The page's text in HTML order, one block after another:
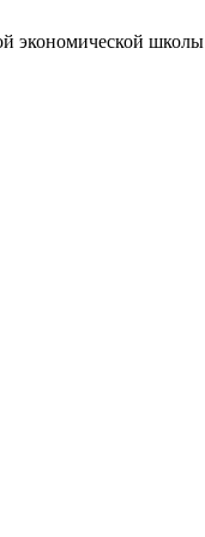
экономической школы